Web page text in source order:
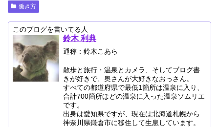
働き方
このブログを書いてる人
鈴木 利典
通称：鈴木こあら
散歩と旅行・温泉とカメラ、そしてブログ書
きが好きで、奥さんが大好きなおっさん。
すべての都道府県で最低1箇所は温泉に入り、
合計700箇所ほどの温泉に入った温泉ソムリエ
です。
出身は愛知県ですが、現在は北海道札幌から
神奈川県鎌倉市に移住して生息しています。